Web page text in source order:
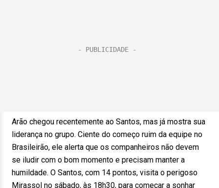
Arão chegou recentemente ao Santos, mas já mostra sua
liderança no grupo. Ciente do começo ruim da equipe no
Brasileirão, ele alerta que os companheiros não devem
se iludir com o bom momento e precisam manter a
humildade. O Santos, com 14 pontos, visita o perigoso
Mirassol no sábado, às 18h30, para começar a sonhar